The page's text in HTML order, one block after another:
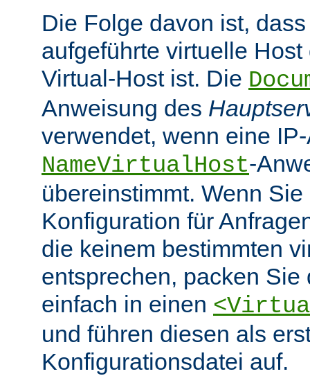
Die Folge davon ist,
aufgeführte virtuelle
Virtual-Host ist. Die
Anweisung des
verwendet, wenn eine
NameVirtualHost-
übereinstimmt. Wenn
Konfiguration für
die keinem bestimmten
entsprechen, packen
einfach in einen
und führen diesen als
Konfigurationsdatei auf.